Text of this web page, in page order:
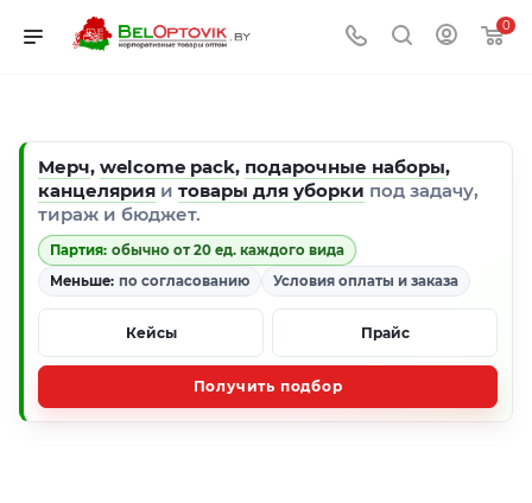
0
Мерч, welcome pack, подарочные наборы,
канцелярия и товары для уборки под задачу,
тираж и бюджет.
Партия: обычно от 20 ед. каждого вида
Меньше: по согласованию Условия оплаты и заказа
Кейсы Прайс
Получить подбор